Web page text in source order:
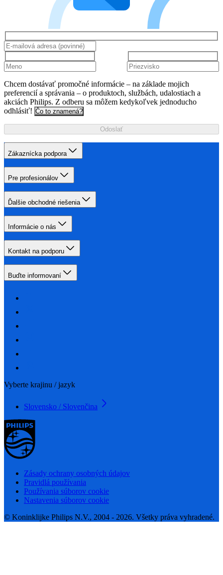
Chcem dostávať promočné informácie – na základe mojich
preferencií a správania – o produktoch, službách, udalostiach a
akciách Philips. Z odberu sa môžem kedykoľvek jednoducho
odhlásiť! Čo to znamená?
Odoslať
Zákaznícka podpora
Pre profesionálov
Ďalšie obchodné riešenia
Informácie o nás
Kontakt na podporu
Buďte informovaní
Vyberte krajinu / jazyk
Slovensko / Slovenčina
Zásady ochrany osobných údajov
Pravidlá používania
Používania súborov cookie
Nastavenia súborov cookie
© Koninklijke Philips N.V., 2004 - 2026. Všetky práva vyhradené.